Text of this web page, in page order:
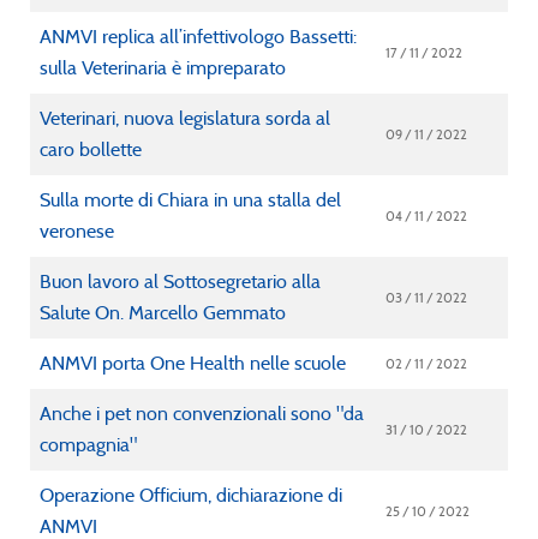
ANMVI replica all’infettivologo Bassetti:
sulla Veterinaria è impreparato
17 / 11 / 2022
Veterinari, nuova legislatura sorda al
caro bollette
09 / 11 / 2022
Sulla morte di Chiara in una stalla del
veronese
04 / 11 / 2022
Buon lavoro al Sottosegretario alla
Salute On. Marcello Gemmato
03 / 11 / 2022
ANMVI porta One Health nelle scuole 02 / 11 / 2022
Anche i pet non convenzionali sono "da
compagnia"
31 / 10 / 2022
Operazione Officium, dichiarazione di
ANMVI
25 / 10 / 2022